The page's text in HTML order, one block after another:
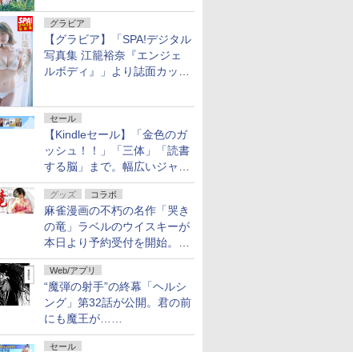
グラビア
【グラビア】「SPA!デジタル
写真集 江籠裕奈『エンジェ
ルボディ』」より誌面カット
セール
【Kindleセール】「金色のガ
ッシュ！！」「三体」「読書
する脳」まで。幅広いジャン
ルの電子書籍が最大65％オ
フ！「Kindle本サマーセー
ル」第2弾が開催中！
グッズ コラボ
麻雀漫画の不朽の名作「哭き
の竜」ラベルのウイスキーが
本日より予約受付を開始。8
月16日まで
Web/アプリ
“魔弾の射手”の終幕「ヘルシ
ング」第32話が公開。君の前
にも魔王が……
セール